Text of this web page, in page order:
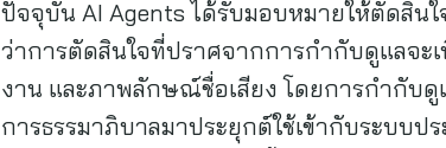
ปัจจุบัน AI Agents ได้รับมอบหมายให้ตัดสิน
ว่าการตัดสินใจที่ปราศจากการกำกับดูแลจ
งาน และภาพลักษณ์ชื่อเสียง โดยการกำกับดู
การธรรมาภิบาลมาประยุกต์ใช้เข้ากับระบบป